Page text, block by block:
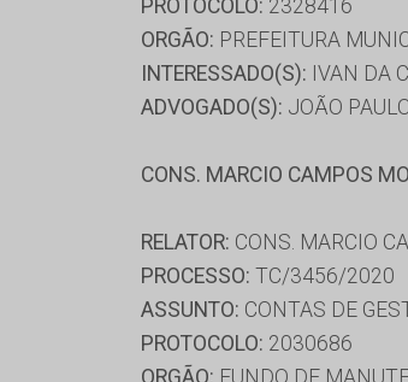
PROTOCOLO: 2328416
ORGÃO: PREFEITURA
INTERESSADO(S): IVAN DA
ADVOGADO(S): JOÃO
CONS. MARCIO CAMPOS
RELATOR: CONS. MARCIO
PROCESSO: TC/3456/2020
ASSUNTO: CONTAS DE
PROTOCOLO: 2030686
ORGÃO: FUNDO DE